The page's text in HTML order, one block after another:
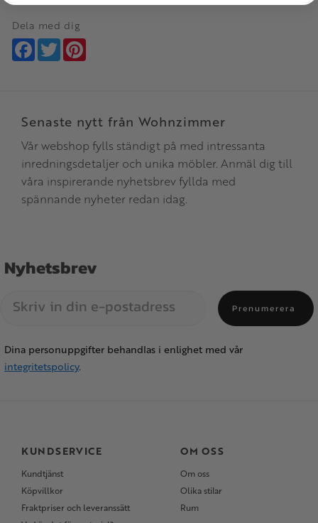
Dela med dig
Facebook
Twitter
Senaste nytt från Wohnzimmer
Vår webshop fylls ständigt på med intressanta
inredningsdetaljer och unika möbler. Anmäl dig till
våra inspirerande nyhetsbrev fyllda med
spännande nyheter redan idag.
Nyhetsbrev
Prenumerera
Dina personuppgifter behandlas i enlighet med vår
integritetspolicy.
KUNDSERVICE
Kundtjänst
Köpvillkor
Fraktpriser och leveranssätt
OM OSS
Om oss
Olika stilar
Rum